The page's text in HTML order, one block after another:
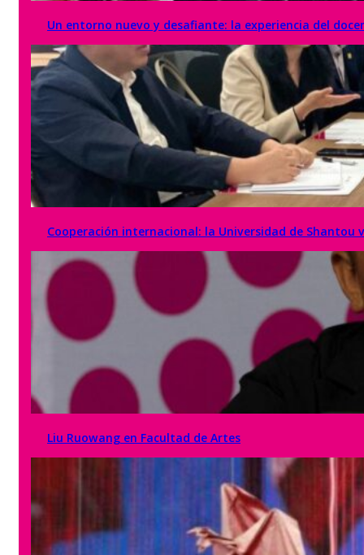
Un entorno nuevo y desafiante: la experiencia del
Cooperación internacional: la Universidad de Shantou
Liu Ruowang en Facultad de Artes